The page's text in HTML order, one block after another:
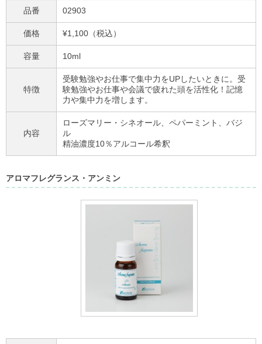
品番 02903
価格 ¥1,100（税込）
容量 10ml
特徴
受験勉強やお仕事で集中力をUPしたいときに。受
験勉強やお仕事や会議で疲れた頭を活性化！記憶
力や集中力を増します。
内容
ローズマリー・シネオール、ペパーミント、バジ
ル
精油濃度10％アルコール希釈
アロマフレグランス・アンミン